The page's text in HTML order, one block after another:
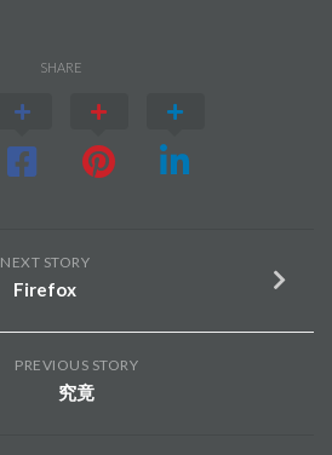
SHARE
NEXT STORY
Firefox
PREVIOUS STORY
究竟